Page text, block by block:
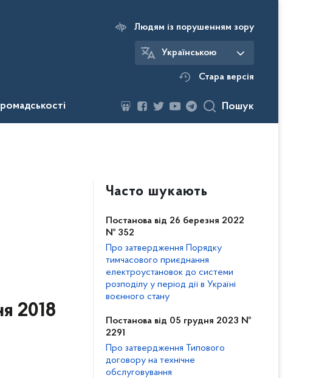
Людям із порушенням зору
Українською
Стара версія
Пошук
2018
Часто шукають
Постанова від 26 березня 2022
№ 352
Про затвердження Порядку
тимчасового приєднання
електроустановок до системи
розподілу у період дії в Україні
воєнного стану
Постанова від 05 грудня 2023 №
2291
Про затвердження Типового
договору на технічне
обслуговування